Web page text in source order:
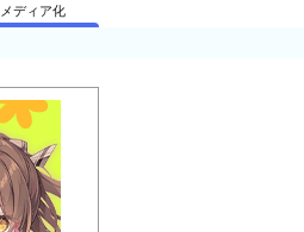
メディア化